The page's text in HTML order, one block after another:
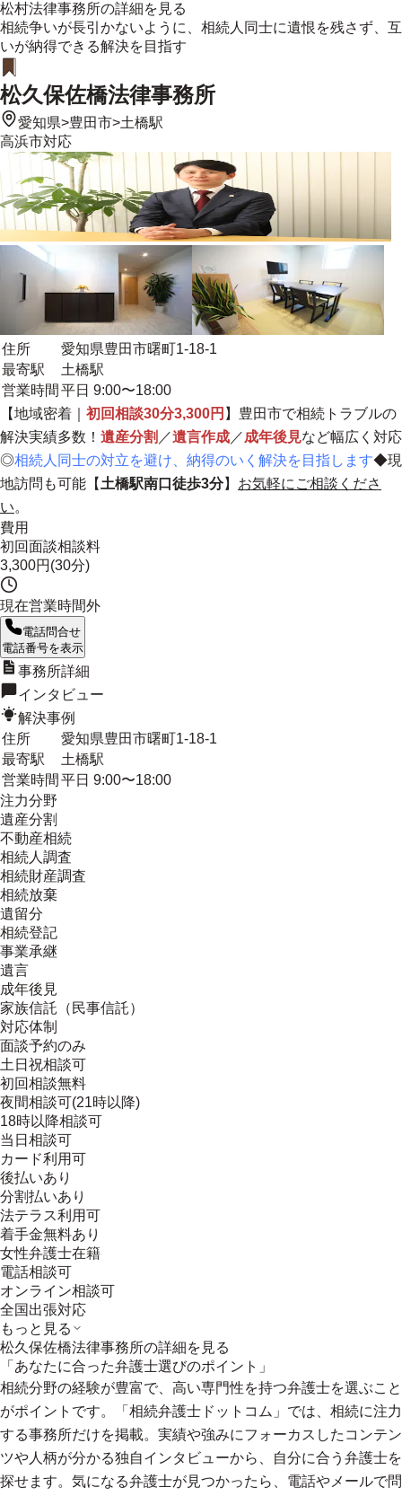
松村法律事務所の詳細を見る
相続争いが長引かないように、相続人同士に遺恨を残さず、互
いが納得できる解決を目指す
松久保佐橋法律事務所
愛知県>豊田市>土橋駅
高浜市対応
住所
愛知県豊田市曙町1-18-1
最寄駅
土橋駅
営業時間 平日 9:00〜18:00
【地域密着 初回相談30分3,300円 】豊田市で相続トラブルの
解決実績多数！ 遺産分割 ／遺言作成 ／成年後見など幅広く対応
◎相続人同士の対立を避け、納得のいく解決を目指します◆現
地訪問も可能【 土橋駅南口徒歩3分】 お気軽にご相談くださ
い。
費用
初回面談相談料
3,300円(30分)
現在営業時間外
電話問合せ
電話番号を表示
事務所詳細
インタビュー
解決事例
住所
愛知県豊田市曙町1-18-1
最寄駅
土橋駅
営業時間 平日 9:00〜18:00
注力分野
遺産分割
不動産相続
相続人調査
相続財産調査
相続放棄
遺留分
相続登記
事業承継
遺言
成年後見
家族信託（民事信託）
対応体制
面談予約のみ
土日祝相談可
初回相談無料
夜間相談可(21時以降)
18時以降相談可
当日相談可
カード利用可
後払いあり
分割払いあり
法テラス利用可
着手金無料あり
女性弁護士在籍
電話相談可
オンライン相談可
全国出張対応
もっと見る
松久保佐橋法律事務所の詳細を見る
「あなたに合った弁護士選びのポイント」
相続分野の経験が豊富で、高い専門性を持つ弁護士を選ぶこと
がポイントです。「相続弁護士ドットコム」では、相続に注力
する事務所だけを掲載。実績や強みにフォーカスしたコンテン
ツや人柄が分かる独自インタビューから、自分に合う弁護士を
探せます。気になる弁護士が見つかったら、電話やメールで問